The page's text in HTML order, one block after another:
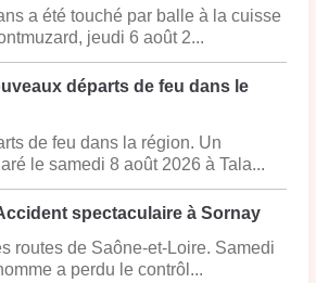
a été touché par balle à la cuisse
jeudi 6 août 2...
départs de feu dans le
de feu dans la région. Un
le samedi 8 août 2026 à Tala...
spectaculaire à Sornay
routes de Saône-et-Loire. Samedi
a perdu le contrôl...